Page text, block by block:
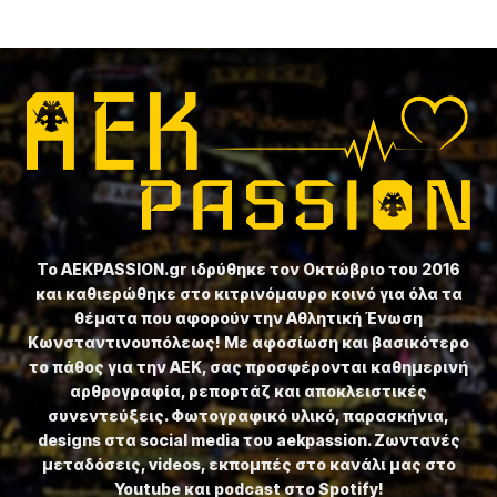
Το ⁦AEKPASSION.gr⁩ ιδρύθηκε τον Οκτώβριο του 2016
και καθιερώθηκε στο κιτρινόμαυρο κοινό για όλα τα
θέματα που αφορούν την Αθλητική Ένωση
Κωνσταντινουπόλεως! Με αφοσίωση και βασικότερο
το πάθος για την ΑΕΚ, σας προσφέρονται καθημερινή
αρθρογραφία, ρεπορτάζ και αποκλειστικές
συνεντεύξεις. Φωτογραφικό υλικό, παρασκήνια,
designs στα social media του aekpassion. Ζωντανές
μεταδόσεις, videos, εκπομπές στο κανάλι μας στο
Youtube και podcast στο Spotify!